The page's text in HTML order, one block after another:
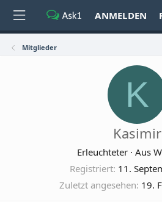
ANMELDEN
Mitglieder
K
Kasimir
Erleuchteter · Aus
Registriert 11.
Zuletzt angesehen 19.